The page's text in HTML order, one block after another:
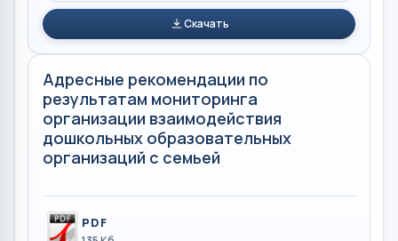
Скачать
Адресные рекомендации по
результатам мониторинга
организации взаимодействия
дошкольных образовательных
организаций с семьей
PDF